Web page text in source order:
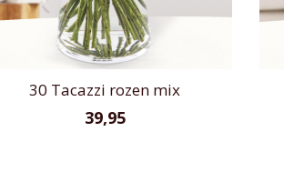
30 Tacazzi rozen mix
39,95